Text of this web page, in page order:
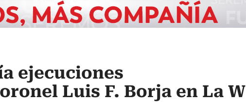
ejecuciones
Luis F. Borja en La W